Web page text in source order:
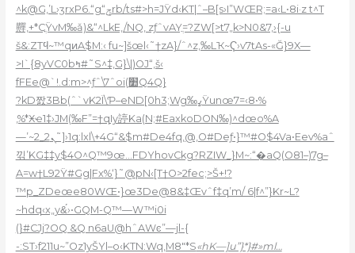
^k@G‚’L›ӡrxP6.“g“ݯrb/ts#>h=JŸd‹KT|ˆ–B[s›I”WŒR;=a‹L•8i·z t^T
䵐,+*CֳŸvM‰ǎ)&“^LkE‚/NQ, zƒˆvAYֲ=?ZW[>t7„k>N0&7,›{-u
š&:ZTϥ~™qͷA$M:‹ fu~]šœl‹˜†zA}/ˆ^z‚‰LҠ~Ҁ›v7tAs-«Ğ}9X—
fFEe@`!.d:m>^ƒˆ\7ˆoi(׺Q4Q}
?kD짨3Bb(ˆ`vK2Ï\Ƥ–eND[0h3;Wg‰ߨŸunœ7=‹8•%
‚%*Ӿҽ1‡›JM(‰F”=†qIy諪Ka(N;#EaxkoDON‰)^dœo%A
—’~2_ܢ2˜]›1q:lxl\+4G“&$m#De4fq‚@,O#Deƒ•}™#O$4Va•Eev%aˆ
끾’KG‡‡y$4O^Q™9œ…FDYhovCkg?RZIW_}M~:“�aQ(O81–)7g–
A=w†L92Ÿ#Gg|Fx%‘}˜@pN‹[T†O>2fec;>Š+!?
™p_ZDeœe80WŒ•}œ3De@8&‡Œvˆf‡q’m/ 6|f^”}Kr~L?
~hdq‹x„y&́›•GQM-Q™—W™i0i
(}#CJj?OQ &Q n6aU@hˆAWͼ”—jl-{
-:ST›f211u~”Oz1yŠYl–o‹KTN:Wq,M8″*S«hK—]u”}*}#»ml…